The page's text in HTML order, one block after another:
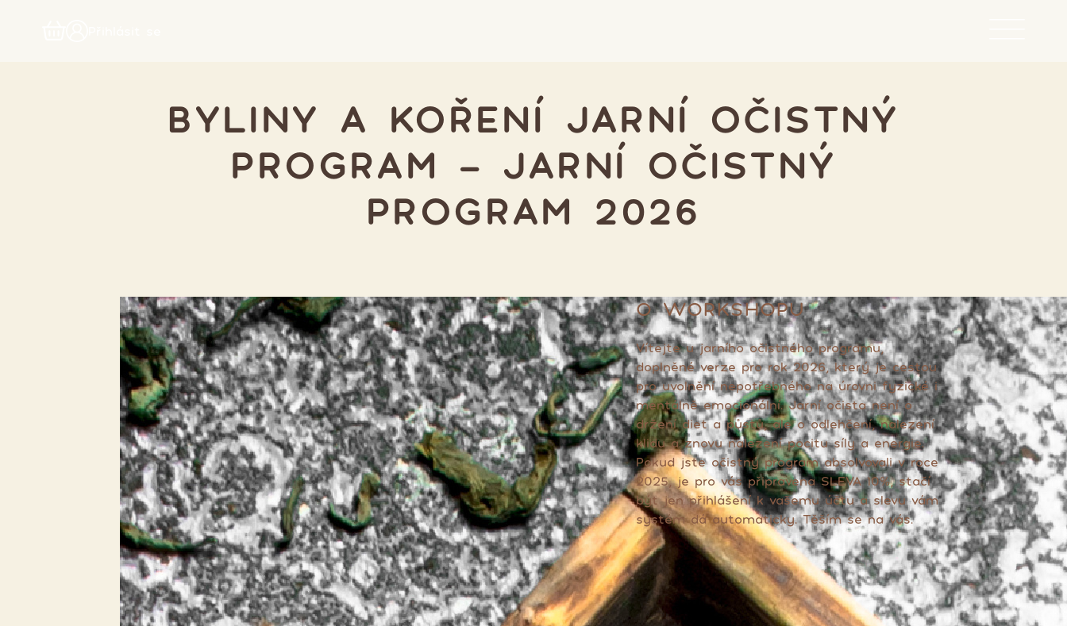
BYLINY A KOŘENÍ JARNÍ OČISTNÝ
PROGRAM - JARNÍ OČISTNÝ
PROGRAM 2026
O WORKSHOPU
Vítejte u jarního očistného programu,
doplněné verze pro rok 2026, který je cestou
pro uvolnění nepotřebného na úrovni fyzické i
mentálně emocionální. Jarní očista není o
držení diet a půstů, ale o odlehčení, nalezení
klidu a znovu nalezení pocitu síly a energie.
Pokud jste očistný program absolvovali v roce
2025, je pro vás připravena SLEVA 10%, stačí
být jen přihlášení k vašemu účtu a slevu vám
systém dá automaticky. Těším se na vás.